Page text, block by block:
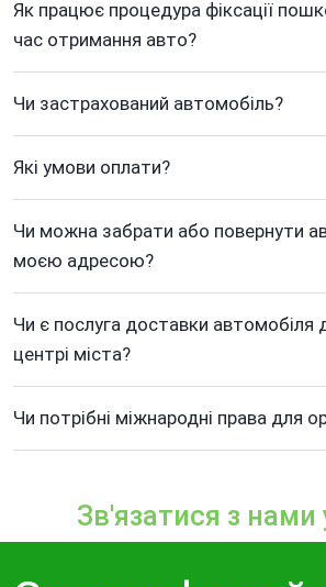
Як працює процедура фіксації
час отримання авто?
Чи застрахований автомобіль?
Які умови оплати?
Чи можна забрати або повернути
моєю адресою?
Чи є послуга доставки автомобіля
центрі міста?
Чи потрібні міжнародні права для
Зв'язатися з нами